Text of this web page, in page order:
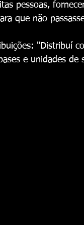
pessoas,
que não
"Distribuí
e unidades de